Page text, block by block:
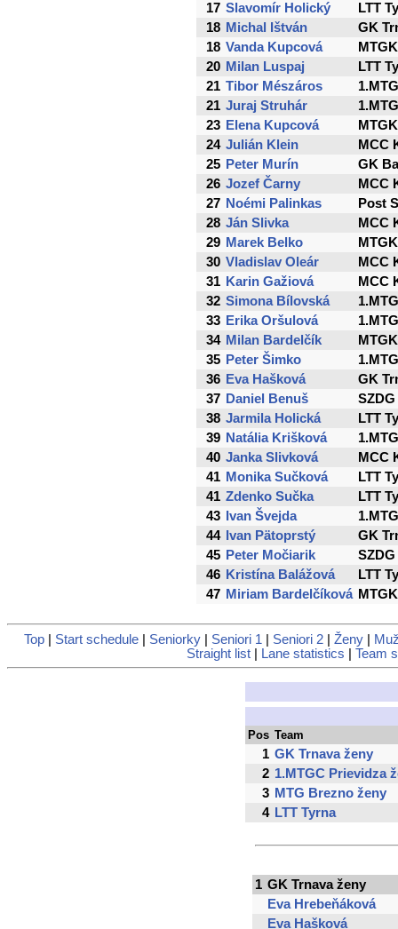
17 Slavomír Holický
LTT
18 Michal Ištván
GK
18 Vanda Kupcová
20 Milan Luspaj
LTT
21 Tibor Mészáros
21 Juraj Struhár
23 Elena Kupcová
24 Julián Klein
MCC
25 Peter Murín
GK
26 Jozef Čarny
MCC
27 Noémi Palinkas
Post
28 Ján Slivka
MCC
29 Marek Belko
30 Vladislav Oleár
MCC
31 Karin Gažiová
MCC
32 Simona Bílovská
33 Erika Oršulová
34 Milan Bardelčík
35 Peter Šimko
36 Eva Hašková
GK
37 Daniel Benuš
SZDG
38 Jarmila Holická
LTT
39 Natália Krišková
40 Janka Slivková
MCC
41 Monika Sučková
LTT
41 Zdenko Sučka
LTT
43
Ivan Švejda
44
Ivan Pätoprstý
GK
45 Peter Močiarik
SZDG
46 Kristína Balážová
LTT
47 Miriam Bardelčíková
Top| Start schedule| Seniorky| Seniori 1 | Seniori 2| Ženy|
Straight list | Lane statistics | Team
Pos Team
1 GK Trnava ženy
2 1.MTGC Prievidza
3 MTG Brezno ženy
4 LTT Tyrna
1 GK Trnava ženy
Eva Hrebeňáková
Eva Hašková